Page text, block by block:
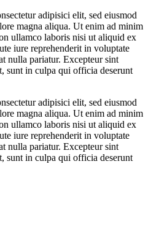
adipisici elit, sed eiusmod
magna aliqua. Ut enim ad minim
ullamco laboris nisi ut aliquid ex
iure reprehenderit in voluptate
nulla pariatur. Excepteur sint
sunt in culpa qui officia deserunt
adipisici elit, sed eiusmod
magna aliqua. Ut enim ad minim
ullamco laboris nisi ut aliquid ex
iure reprehenderit in voluptate
nulla pariatur. Excepteur sint
sunt in culpa qui officia deserunt